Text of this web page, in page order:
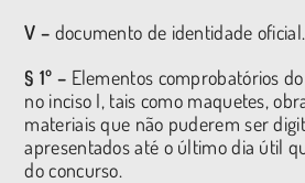
V – documento de identidade oficial.
§ 1º – Elementos comprobatórios
no inciso I, tais como maquetes,
materiais que não puderem ser
apresentados até o último dia útil
do concurso.